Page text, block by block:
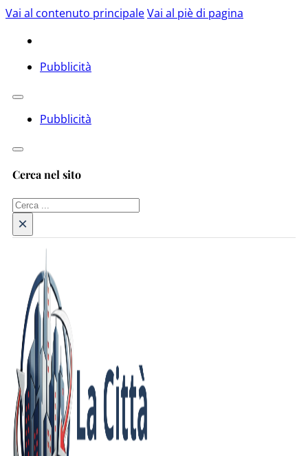
Vai al contenuto principaleVai al piè di pagina
Pubblicità
Pubblicità
Cerca nel sito
Cerca
×